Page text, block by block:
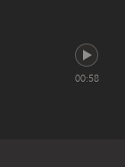
00:58